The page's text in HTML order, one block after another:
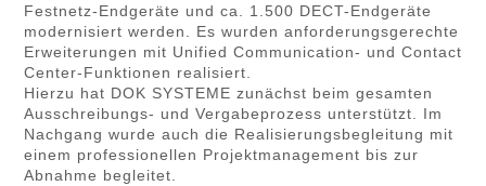
Festnetz-Endgeräte und ca. 1.500 DECT-Endgeräte
modernisiert werden. Es wurden anforderungsgerechte
Erweiterungen mit Unified Communication- und Contact
Center-Funktionen realisiert.
Hierzu hat DOK SYSTEME zunächst beim gesamten
Ausschreibungs- und Vergabeprozess unterstützt. Im
Nachgang wurde auch die Realisierungsbegleitung mit
einem professionellen Projektmanagement bis zur
Abnahme begleitet.